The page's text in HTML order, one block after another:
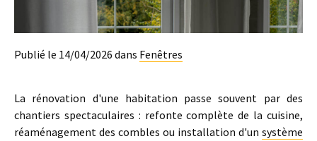
Publié le 14/04/2026 dans Fenêtres
La rénovation d'une habitation passe souvent par des
chantiers spectaculaires : refonte complète de la cuisine,
réaménagement des combles ou installation d'un système